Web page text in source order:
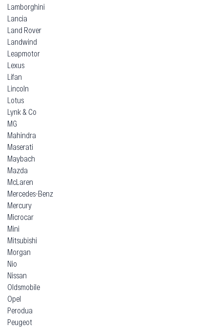
Lamborghini
Lancia
Land Rover
Landwind
Leapmotor
Lexus
Lifan
Lincoln
Lotus
Lynk & Co
MG
Mahindra
Maserati
Maybach
Mazda
McLaren
Mercedes-Benz
Mercury
Microcar
Mini
Mitsubishi
Morgan
Nio
Nissan
Oldsmobile
Opel
Perodua
Peugeot